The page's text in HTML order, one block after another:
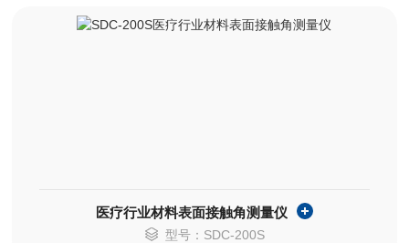
医疗行业材料表面接触角测量仪
型号：SDC-200S